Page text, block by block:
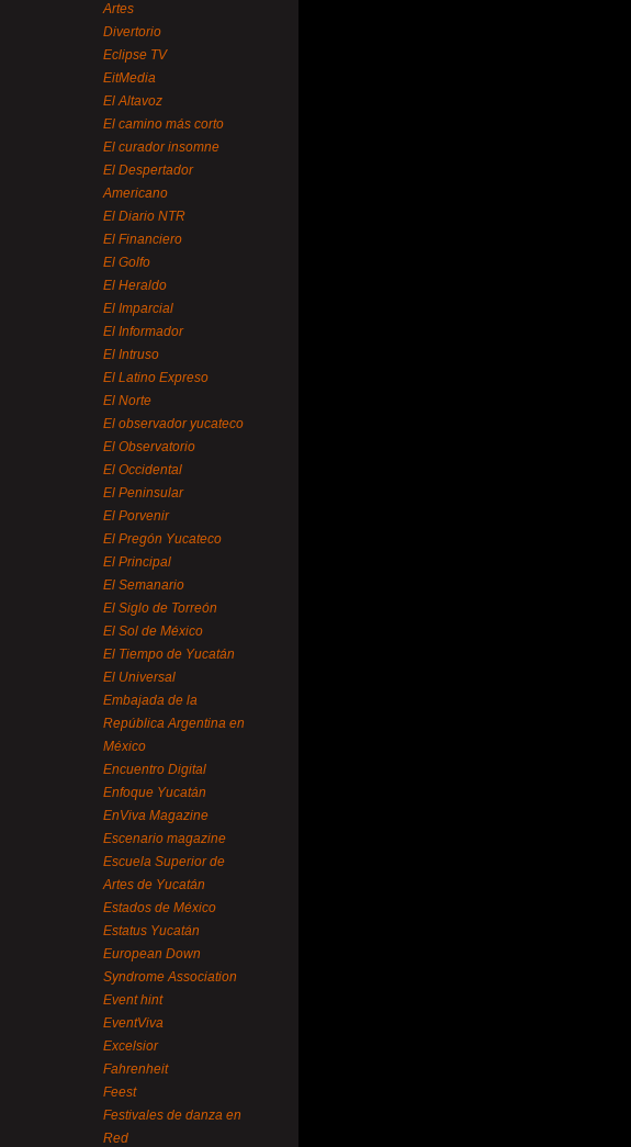
Artes
Divertorio
Eclipse TV
EitMedia
El Altavoz
El camino más corto
El curador insomne
El Despertador
Americano
El Diario NTR
El Financiero
El Golfo
El Heraldo
El Imparcial
El Informador
El Intruso
El Latino Expreso
El Norte
El observador yucateco
El Observatorio
El Occidental
El Peninsular
El Porvenir
El Pregón Yucateco
El Principal
El Semanario
El Siglo de Torreón
El Sol de México
El Tiempo de Yucatán
El Universal
Embajada de la
República Argentina en
México
Encuentro Digital
Enfoque Yucatán
EnViva Magazine
Escenario magazine
Escuela Superior de
Artes de Yucatán
Estados de México
Estatus Yucatán
European Down
Syndrome Association
Event hint
EventViva
Excelsior
Fahrenheit
Feest
Festivales de danza en
Red